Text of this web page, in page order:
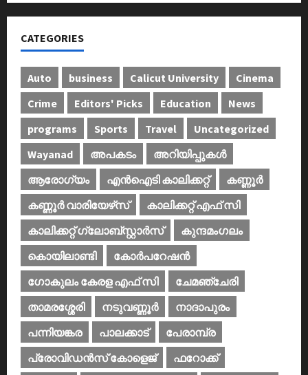
CATEGORIES
Auto business Calicut University
Cinema
Crime
Editors' Picks Education
News
programs
Sports Travel
Uncategorized
Wayanad
അപകടം
അറിയിപ്പുകള്‍
ആരോഗ്യം
എൻഐടി കാലിക്കറ്റ്
കണ്ണൂര്‍
കണ്ണൂര്‍ വാരിയേഴ്‌സ്
കാലിക്കറ്റ് എഫ് സി
കാലിക്കറ്റ് ഗ്ലോബ്സ്റ്റാർസ്
കുന്ദമംഗലം
കൊയിലാണ്ടി
കോര്‍പറേഷന്‍
ഗോകുലം കേരള എഫ് സി
ചേമഞ്ചേരി
താമരശ്ശേരി
നടുവണ്ണൂര്‍
നാദാപുരം
പന്നിയങ്കര
പാലക്കാട്‌
പേരാമ്പ്ര
പ്രോവിഡന്‍സ് കോളെജ്‌
ഫറോക്ക്